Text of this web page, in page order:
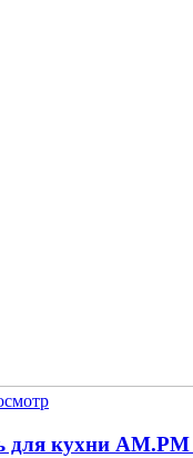
для кухни AM.PM